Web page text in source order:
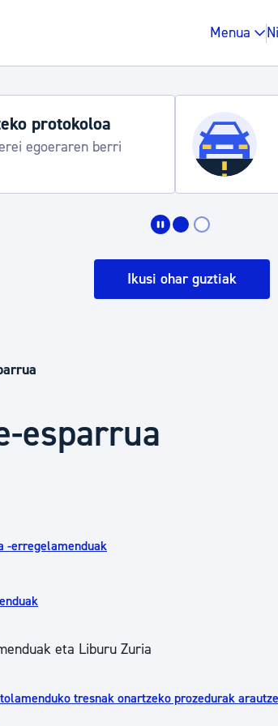
Menua
protokoloa
egoeraren berri
Ikusi ohar guztiak
esparrua
-erregelamenduak
eta Liburu Zuria
tresnak onartzeko prozedurak